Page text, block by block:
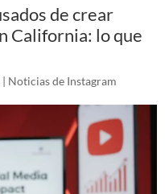
de crear
California: lo que
| Noticias de Instagram